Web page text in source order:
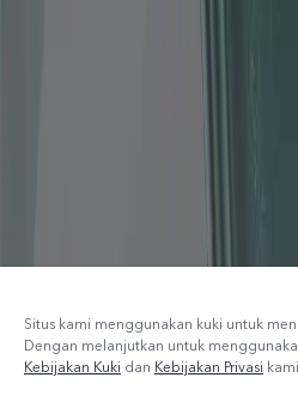
Situs kami menggunakan kuki untuk
Dengan melanjutkan untuk
Kebijakan Kuki dan Kebijakan Privasi